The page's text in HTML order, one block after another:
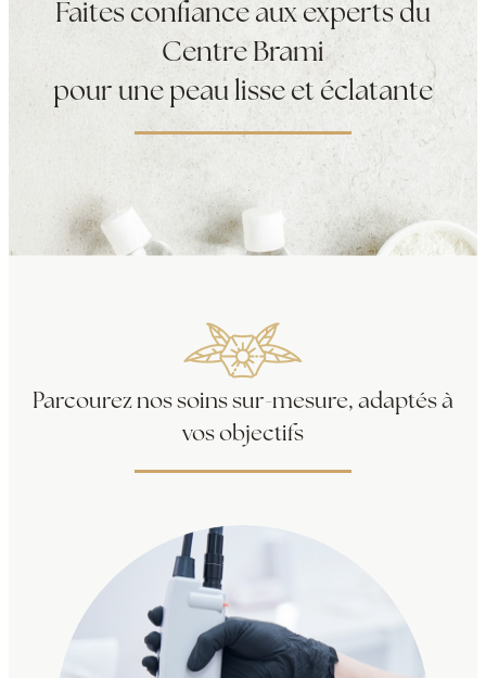
Faites confiance aux experts du
Centre Brami
pour une peau lisse et éclatante
Parcourez nos soins sur-mesure, adaptés à
vos objectifs